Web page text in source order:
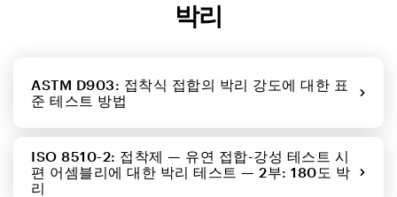
박리
ASTM D903: 접착식 접합의 박리 강도에 대한 표
준 테스트 방법
ISO 8510-2: 접착제 — 유연 접합-강성 테스트 시
편 어셈블리에 대한 박리 테스트 — 2부: 180도 박
리